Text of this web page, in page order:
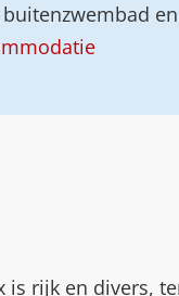
is rijk en divers,